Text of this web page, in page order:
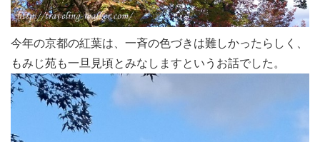
今年の京都の紅葉は、一斉の色づきは難しかったらしく、
もみじ苑も一旦見頃とみなしますというお話でした。